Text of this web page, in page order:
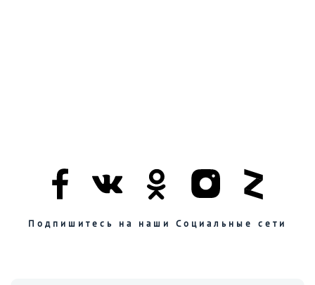
Подпишитесь на наши Социальные сети